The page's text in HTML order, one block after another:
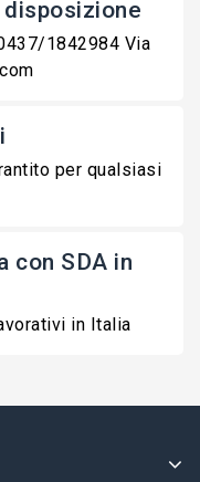
1842984 Via
per qualsiasi
con SDA in
in Italia